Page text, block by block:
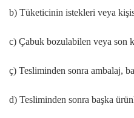
b) Tüketicinin istekleri veya
c) Çabuk bozulabilen veya son
ç) Tesliminden sonra ambalaj,
d) Tesliminden sonra başka